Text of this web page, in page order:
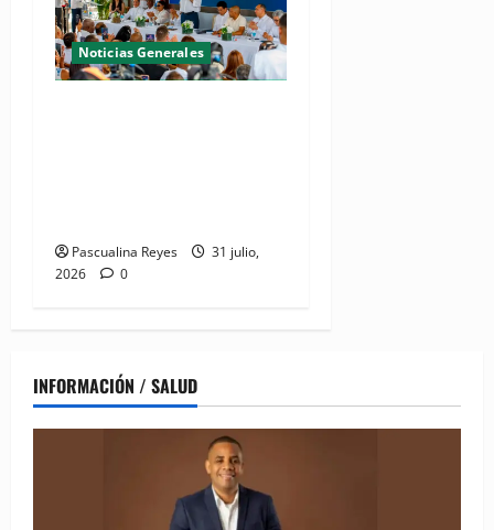
Noticias Generales
Pascualina Reyes
31 julio,
2026
0
INFORMACIÓN / SALUD